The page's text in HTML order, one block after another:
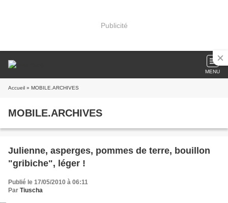
Publicité
MENU
Accueil » MOBILE.ARCHIVES
MOBILE.ARCHIVES
Julienne, asperges, pommes de terre, bouillon
"gribiche", léger !
Publié le 17/05/2010 à 06:11
Par Tiuscha